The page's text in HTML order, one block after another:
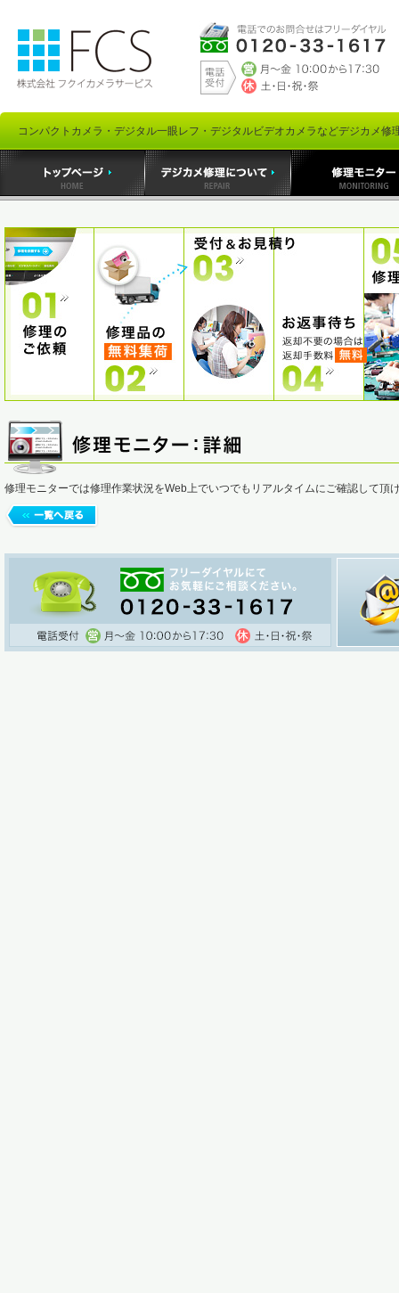
コンパクトカメラ・デジタル一眼レフ・デジタルビデオカメラなどデジカメ修
修理モニターでは修理作業状況をWeb上でいつでもリアルタイムにご確認して頂